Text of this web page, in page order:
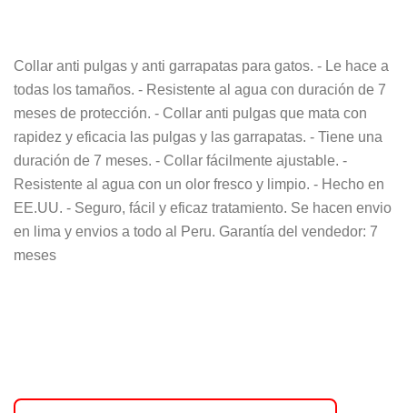
Collar anti pulgas y anti garrapatas para gatos. - Le hace a
todas los tamaños. - Resistente al agua con duración de 7
meses de protección. - Collar anti pulgas que mata con
rapidez y eficacia las pulgas y las garrapatas. - Tiene una
duración de 7 meses. - Collar fácilmente ajustable. -
Resistente al agua con un olor fresco y limpio. - Hecho en
EE.UU. - Seguro, fácil y eficaz tratamiento. Se hacen envio
en lima y envios a todo al Peru. Garantía del vendedor: 7
meses